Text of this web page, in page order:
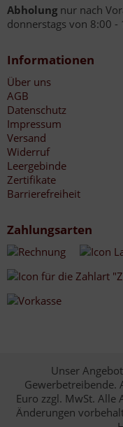
Abholung nur nach
donnerstags von 8:00
Informationen
Über uns
AGB
Datenschutz
Impressum
Versand
Widerruf
Leergebinde
Zertifikate
Barrierefreiheit
Zahlungsarten
Unser
Gewerbetreibende.
Euro zzgl. MwSt. Alle
Änderungen